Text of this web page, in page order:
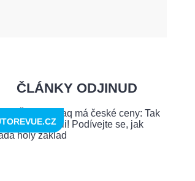
ČLÁNKY ODJINUD